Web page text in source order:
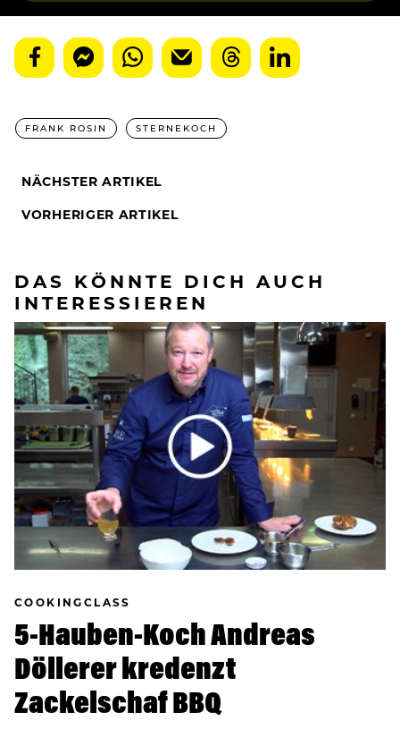
FRANK ROSIN STERNEKOCH
NÄCHSTER ARTIKEL
VORHERIGER ARTIKEL
DAS KÖNNTE DICH AUCH
INTERESSIEREN
COOKINGCLASS
5-Hauben-Koch Andreas
Döllerer kredenzt
Zackelschaf BBQ